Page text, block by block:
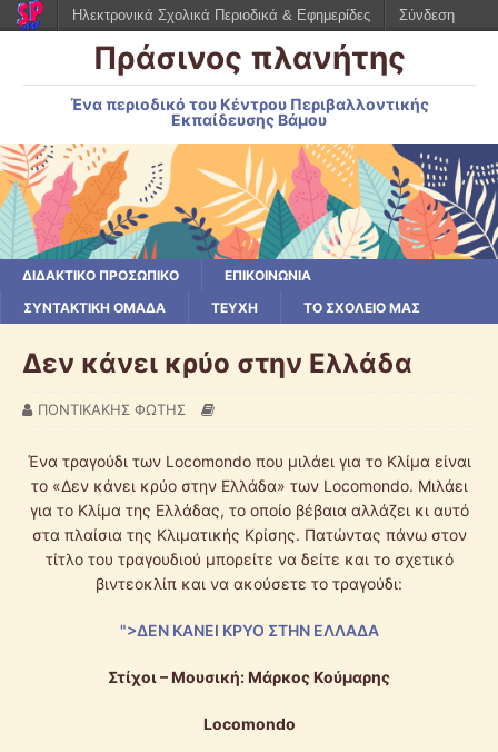
Πράσινος πλανήτης
Ένα περιοδικό του Κέντρου Περιβαλλοντικής
Εκπαίδευσης Βάμου
ΔΙΔΑΚΤΙΚΟ ΠΡΟΣΩΠΙΚΟ
ΕΠΙΚΟΙΝΩΝΙΑ
ΣΥΝΤΑΚΤΙΚΗ ΟΜΑΔΑ
ΤΕΥΧΗ ΤΟ ΣΧΟΛΕΙΟ ΜΑΣ
Δεν κάνει κρύο στην Ελλάδα
ΠΟΝΤΙΚΑΚΗΣ ΦΩΤΗΣ
Ένα τραγούδι των Locomondo που μιλάει για το Κλίμα είναι
το «Δεν κάνει κρύο στην Ελλάδα» των Locomondo. Μιλάει
για το Κλίμα της Ελλάδας, το οποίο βέβαια αλλάζει κι αυτό
στα πλαίσια της Κλιματικής Κρίσης. Πατώντας πάνω στον
τίτλο του τραγουδιού μπορείτε να δείτε και το σχετικό
βιντεοκλίπ και να ακούσετε το τραγούδι:
">ΔΕΝ ΚΑΝΕΙ ΚΡΥΟ ΣΤΗΝ ΕΛΛΑΔΑ
Στίχοι – Μουσική: Μάρκος Κούμαρης
Locomondo
Ηλεκτρονικά Σχολικά Περιοδικά & Εφημερίδες Σύνδεση